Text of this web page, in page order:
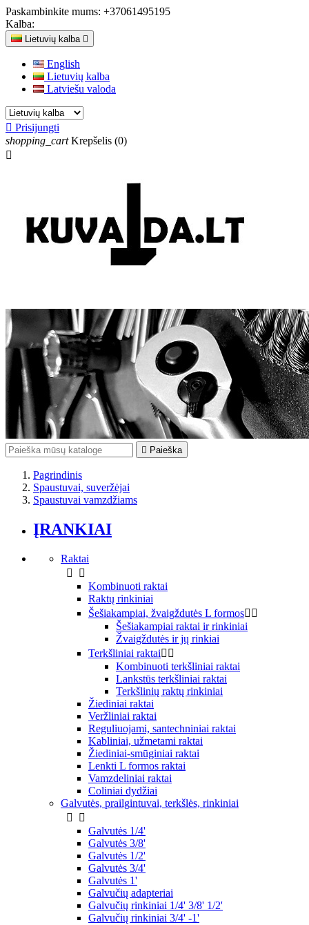
Paskambinkite mums: +37061495195
Kalba:
Lietuvių kalba 
English
Lietuvių kalba
Latviešu valoda
 Prisijungti
shopping_cart Krepšelis (0)

 Paieška
Pagrindinis
Spaustuvai, suveržėjai
Spaustuvai vamzdžiams
ĮRANKIAI
Raktai


Kombinuoti raktai
Raktų rinkiniai
Šešiakampiai, žvaigždutės L formos 
Šešiakampiai raktai ir rinkiniai
Žvaigždutės ir jų rinkiai
Terkšliniai raktai 
Kombinuoti terkšliniai raktai
Lankstūs terkšliniai raktai
Terkšlinių raktų rinkiniai
Žiediniai raktai
Veržliniai raktai
Reguliuojami, santechniniai raktai
Kabliniai, užmetami raktai
Žiediniai-smūginiai raktai
Lenkti L formos raktai
Vamzdeliniai raktai
Coliniai dydžiai
Galvutės, prailgintuvai, terkšlės, rinkiniai


Galvutės 1/4'
Galvutės 3/8'
Galvutės 1/2'
Galvutės 3/4'
Galvutės 1'
Galvučių adapteriai
Galvučių rinkiniai 1/4' 3/8' 1/2'
Galvučių rinkiniai 3/4' -1'